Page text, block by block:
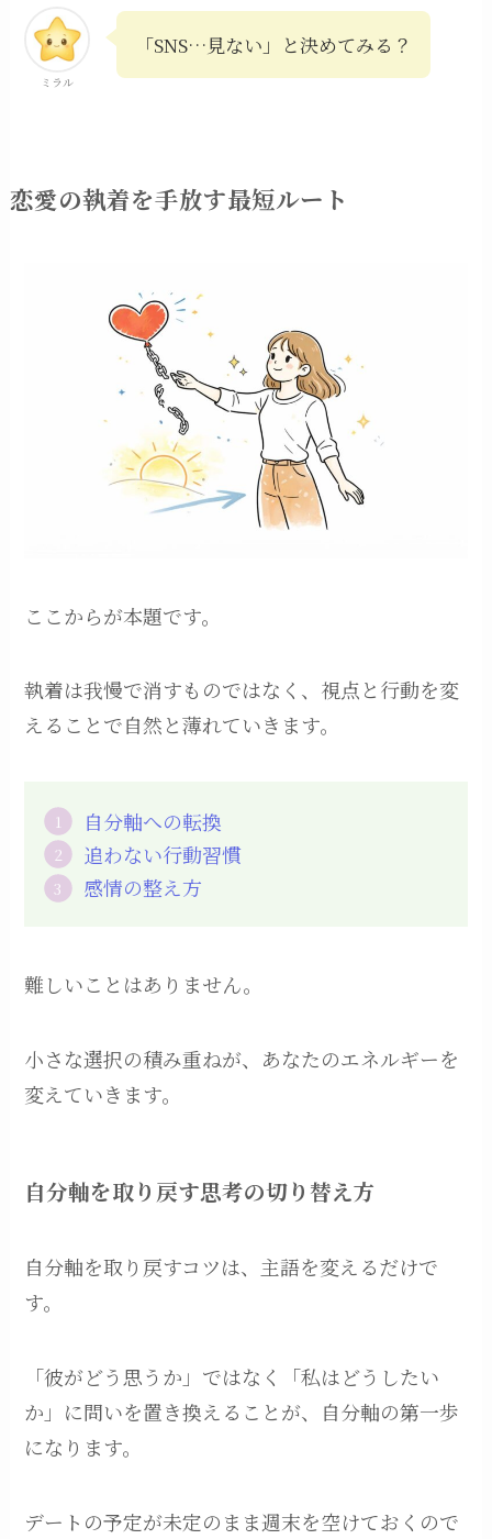
ミラル
「SNS…見ない」と決めてみる？
恋愛の執着を手放す最短ルート
ここからが本題です。
執着は我慢で消すものではなく、視点と行動を変
えることで自然と薄れていきます。
自分軸への転換
追わない行動習慣
感情の整え方
難しいことはありません。
小さな選択の積み重ねが、あなたのエネルギーを
変えていきます。
自分軸を取り戻す思考の切り替え方
自分軸を取り戻すコツは、主語を変えるだけで
す。
「彼がどう思うか」ではなく「私はどうしたい
か」に問いを置き換えることが、自分軸の第一歩
になります。
デートの予定が未定のまま週末を空けておくので